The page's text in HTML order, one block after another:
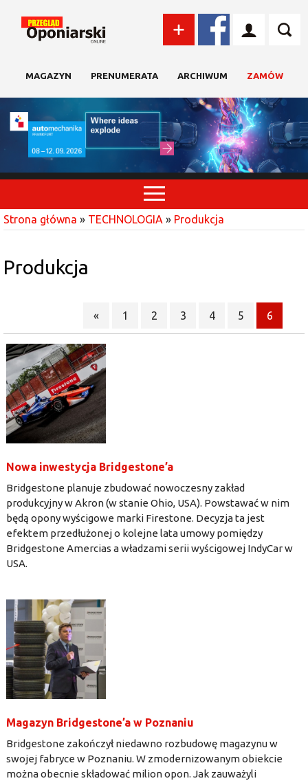
MAGAZYN PRENUMERATA ARCHIWUM ZAMÓW
Strona główna » TECHNOLOGIA » Produkcja
Produkcja
« 1 2 3 4 5 6
Nowa inwestycja Bridgestone’a
Bridgestone planuje zbudować nowoczesny zakład
produkcyjny w Akron (w stanie Ohio, USA). Powstawać w nim
będą opony wyścigowe marki Firestone. Decyzja ta jest
efektem przedłużonej o kolejne lata umowy pomiędzy
Bridgestone Amercias a władzami serii wyścigowej IndyCar w
USA.
Magazyn Bridgestone’a w Poznaniu
Bridgestone zakończył niedawno rozbudowę magazynu w
swojej fabryce w Poznaniu. W zmodernizowanym obiekcie
można obecnie składować milion opon. Jak zauważyli